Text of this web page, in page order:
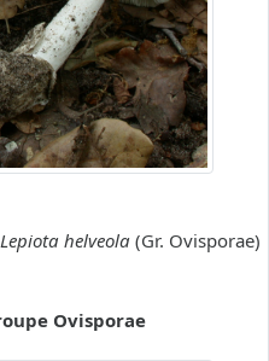
Lepiota helveola (Gr. Ovisporae)
Ovisporae